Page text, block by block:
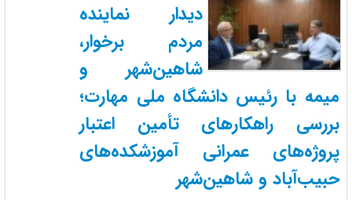
دیدار نماینده
مردم برخوار،
شاهین‌شهر و
میمه با رئیس دانشگاه ملی مهارت؛
بررسی راهکارهای تأمین اعتبار
پروژه‌های عمرانی آموزشکده‌های
حبیب‌آباد و شاهین‌شهر